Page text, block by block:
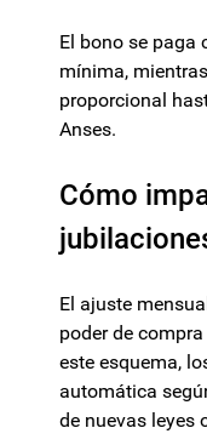
El bono se paga
mínima,
proporcional
Anses.
Cómo
El ajuste
poder de
este esquema,
automática
de nuevas leyes